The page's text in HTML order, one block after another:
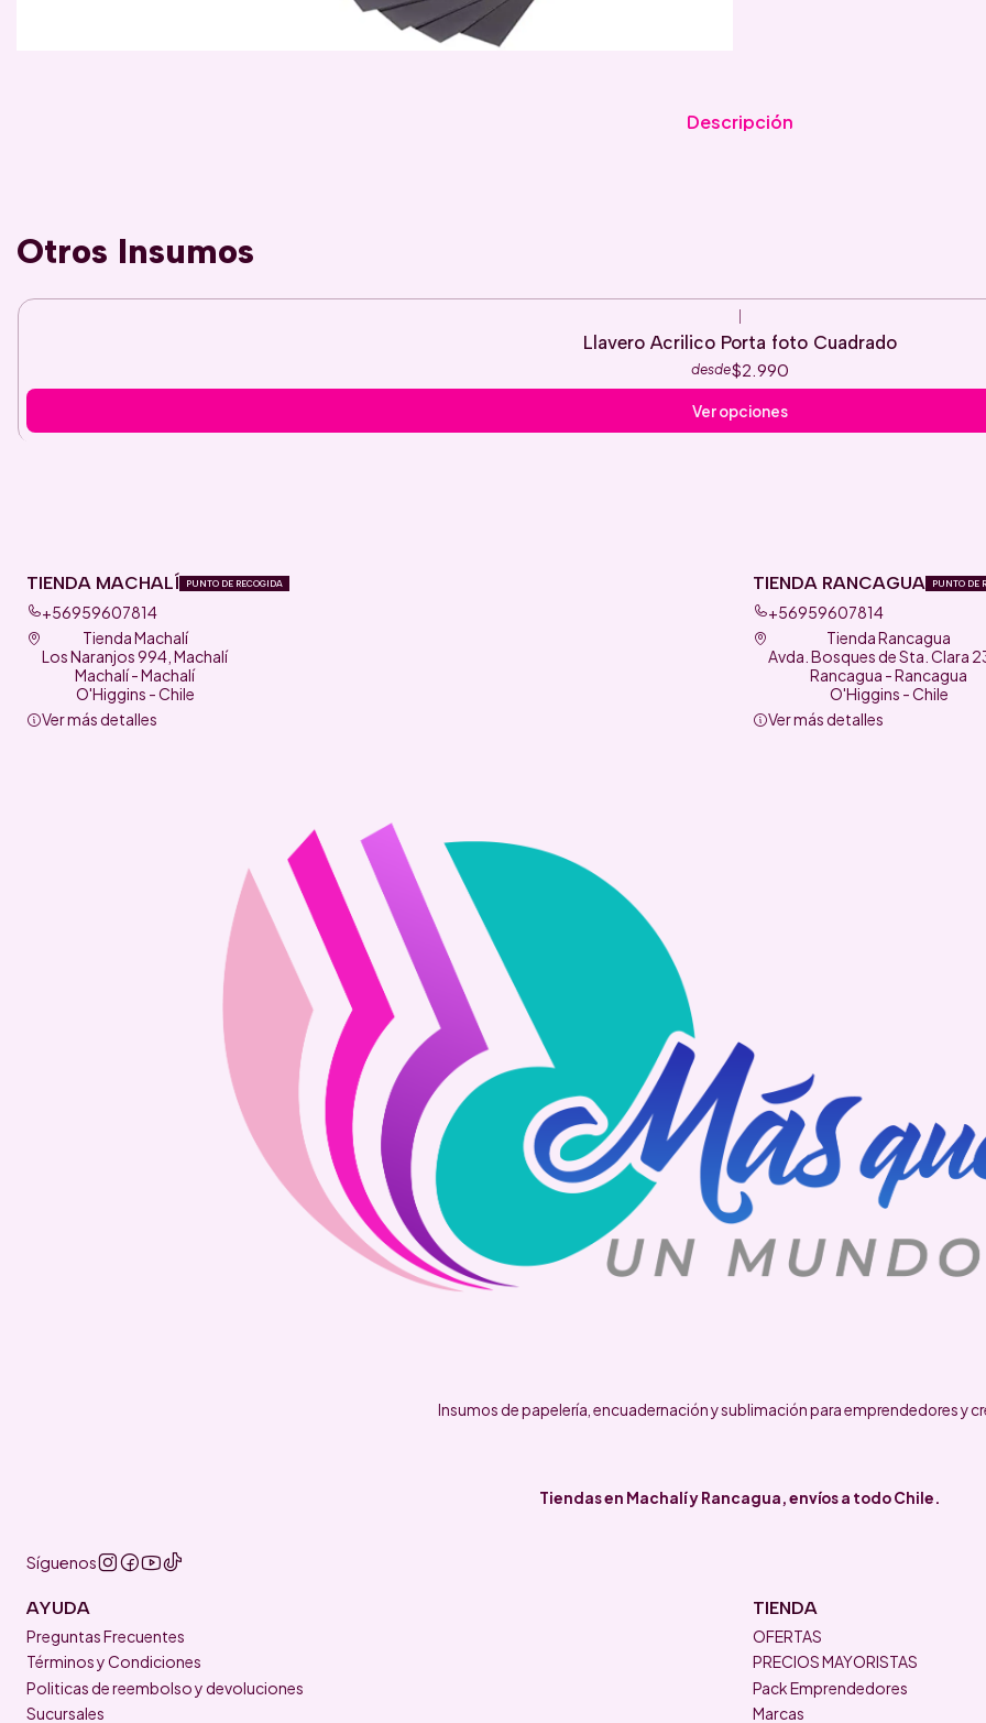
Descripción
Otros Insumos
|
Llavero Acrilico Porta foto Cuadrado
desde$2.990
Ver opciones
TIENDA MACHALÍ PUNTO DE RECOGIDA
+56959607814
Tienda Machalí
Los Naranjos 994, Machalí
Machalí - Machalí
O'Higgins - Chile
Ver más detalles
TIENDA RANCAGUA PUNTO DE
+56959607814
Tienda Rancagua
Avda. Bosques de Sta. Clara
Rancagua - Rancagua
O'Higgins - Chile
Ver más detalles
Insumos de papelería, encuadernación y sublimación para emprendedores y
Tiendas en Machalí y Rancagua, envíos a todo Chile.
Síguenos
AYUDA
Preguntas Frecuentes
Términos y Condiciones
Politicas de reembolso y devoluciones
Sucursales
TIENDA
OFERTAS
PRECIOS MAYORISTAS
Pack Emprendedores
Marcas